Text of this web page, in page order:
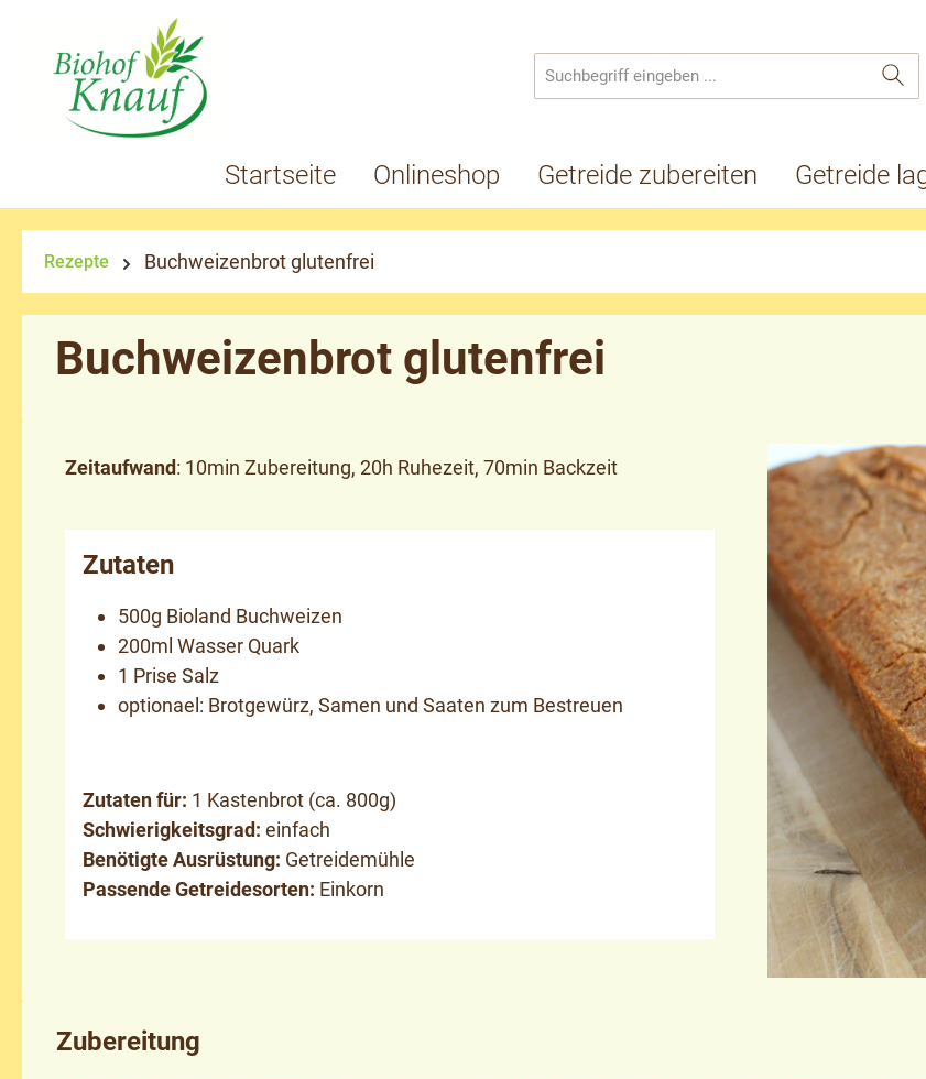
Zur Hauptnavigation springen
Startseite Onlineshop Getreide zubereiten Getreide
Rezepte Buchweizenbrot glutenfrei
Buchweizenbrot glutenfrei
Zeitaufwand: 10min Zubereitung, 20h Ruhezeit, 70min Backzeit
Zutaten
500g Bioland Buchweizen
200ml Wasser Quark
1 Prise Salz
optionael: Brotgewürz, Samen und Saaten zum Bestreuen
Zutaten für: 1 Kastenbrot (ca. 800g)
Schwierigkeitsgrad: einfach
Benötigte Ausrüstung: Getreidemühle
Passende Getreidesorten: Einkorn
Zubereitung